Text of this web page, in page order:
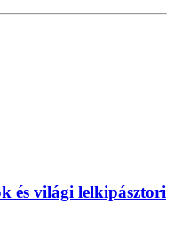
és világi lelkipásztori